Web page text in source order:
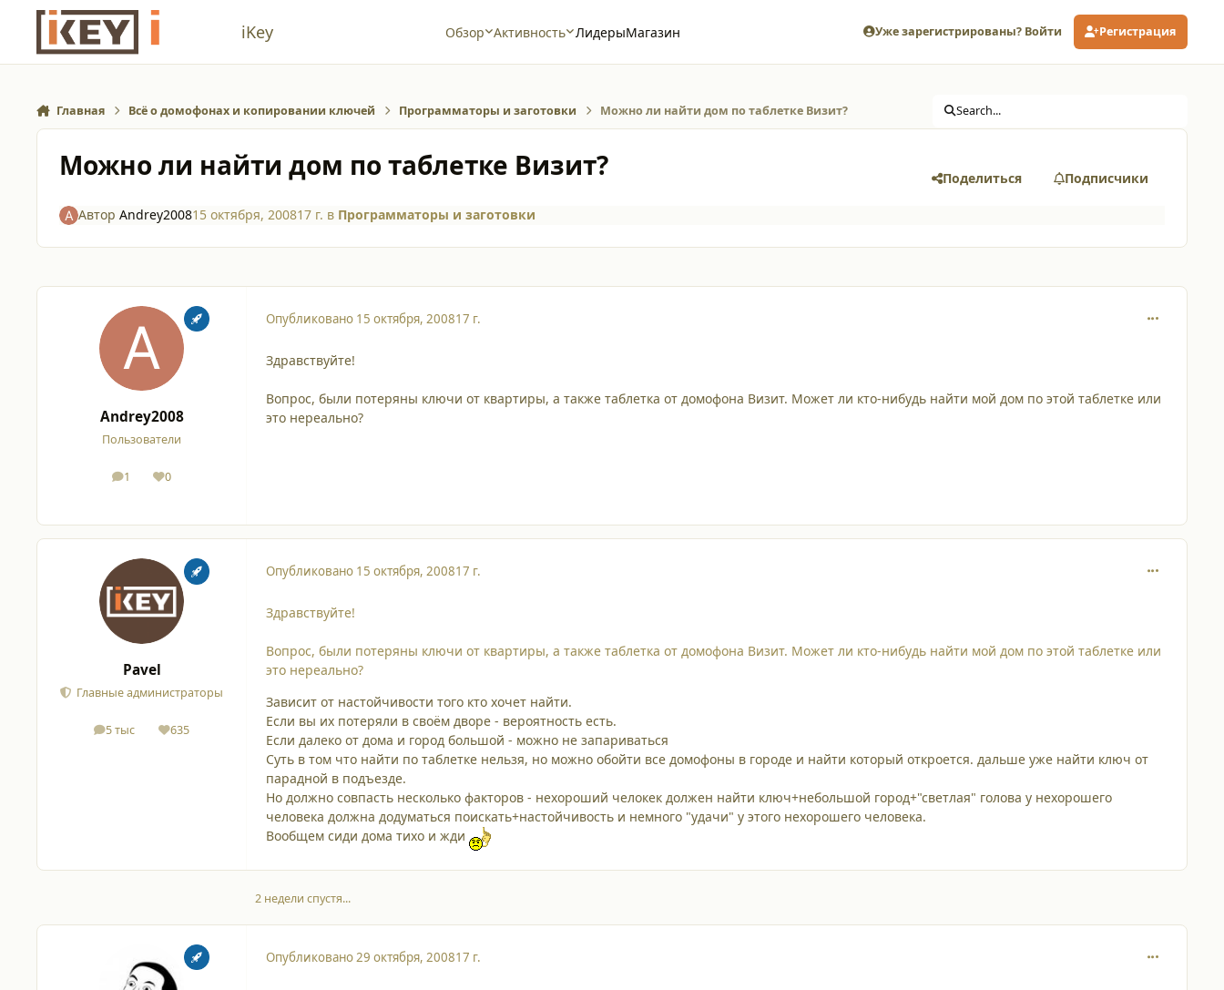
Перейти к содержанию
iKey Обзор Активность ЛидерыМагазин Уже зарегистрированы? Войти Регистрация
Главная Всё о домофонах и копировании ключей Программаторы и заготовки Можно ли найти дом по таблетке Визит? Search...
Можно ли найти дом по таблетке Визит? Поделиться Подписчики
Автор Andrey200815 октября, 200817 г. в Программаторы и заготовки
Andrey2008
Пользователи
1
сообщения
0
Репутация
Опубликовано 15 октября, 200817 г.
Здравствуйте!
Вопрос, были потеряны ключи от квартиры, а также таблетка от домофона Визит. Может ли кто-нибудь найти мой дом по этой таблетке или
это нереально?
Pavel
Главные администраторы
5 тыс
сообщения635
Репутация
Опубликовано 15 октября, 200817 г.
Здравствуйте!
Вопрос, были потеряны ключи от квартиры, а также таблетка от домофона Визит. Может ли кто-нибудь найти мой дом по этой таблетке или
это нереально?
Зависит от настойчивости того кто хочет найти.
Если вы их потеряли в своём дворе - вероятность есть.
Если далеко от дома и город большой - можно не запариваться
Суть в том что найти по таблетке нельзя, но можно обойти все домофоны в городе и найти который откроется. дальше уже найти ключ от
парадной в подъезде.
Но должно совпасть несколько факторов - нехороший челокек должен найти ключ+небольшой город+"светлая" голова у нехорошего
человека должна додуматься поискать+настойчивость и немного "удачи" у этого нехорошего человека.
Вообщем сиди дома тихо и жди
2 недели спустя...
Опубликовано29 октября, 200817 г.